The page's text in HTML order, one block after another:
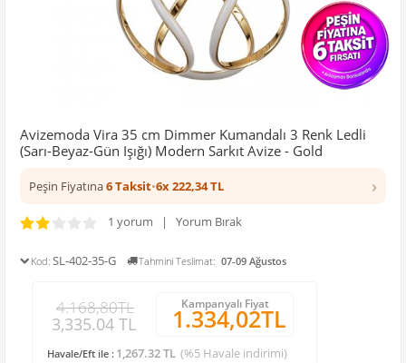
Avizemoda Vira 35 cm Dimmer Kumandalı 3 Renk Ledli
(Sarı-Beyaz-Gün Işığı) Modern Sarkıt Avize - Gold
Peşin Fiyatına6 Taksit•6x 222,34 TL ›
1 yorum | Yorum Bırak
Kod: SL-402-35-G Tahmini Teslimat: 07-09 Ağustos
4.168,80TL
3,335.04 TL
Kampanyalı Fiyat
1.334,02TL
Havale/Eft ile : 1,267.32 TL (%5 Havale indirimi)